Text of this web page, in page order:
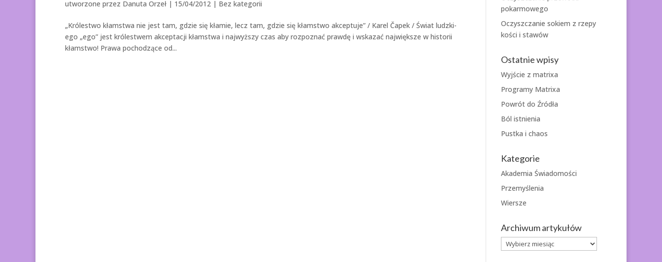
utworzone przez Danuta Orzeł | 15/04/2012 | Bez kategorii
„Królestwo kłamstwa nie jest tam, gdzie się kłamie, lecz tam, gdzie się kłamstwo akceptuje” / Karel Čapek / Świat ludzki-
ego „ego” jest królestwem akceptacji kłamstwa i najwyższy czas aby rozpoznać prawdę i wskazać największe w historii
kłamstwo! Prawa pochodzące od...
pokarmowego
Oczyszczanie sokiem z rzepy
kości i stawów
Ostatnie wpisy
Wyjście z matrixa
Programy Matrixa
Powrót do Źródła
Ból istnienia
Pustka i chaos
Kategorie
Akademia Świadomości
Przemyślenia
Wiersze
Archiwum artykułów
Archiwum
artykułów